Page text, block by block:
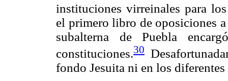
instituciones virreinales para
el primero libro de oposiciones
subalterna de Puebla
constituciones.30
fondo Jesuita ni en los